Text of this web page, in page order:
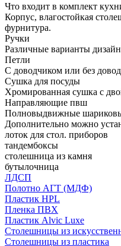
Что входит в комплект
Корпус, влагостойкая
фурнитура.
Ручки
Различные варианты
Петли
С доводчиком или без
Сушка для посуды
Хромированная сушка с
Направляющие пвш
Полновыдвижные
Дополнительно можно
лоток для стол. приборов
тандембоксы
столешница из камня
бутылочница
ЛДСП
Полотно АГТ (МДФ)
Пластик HPL
Пленка ПВХ
Пластик Alvic Luxe
Столешницы из
Столешницы из пластика